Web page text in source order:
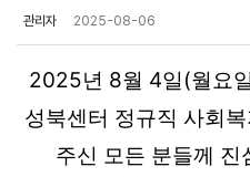
관리자 2025-08-06
2025년 8월 4일(월요
성북센터 정규직 사회
주신 모든 분들께 진